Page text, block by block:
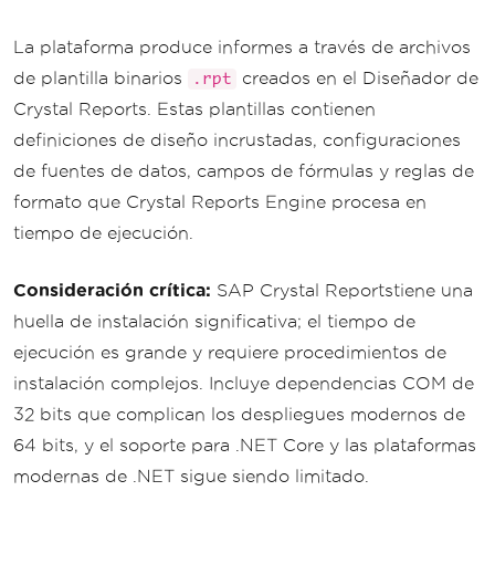
La plataforma produce informes a través de archivos
de plantilla binarios
.rpt
creados en el Diseñador de
Crystal Reports. Estas plantillas contienen
definiciones de diseño incrustadas, configuraciones
de fuentes de datos, campos de fórmulas y reglas de
formato que Crystal Reports Engine procesa en
tiempo de ejecución.
Consideración crítica: SAP Crystal Reportstiene una
huella de instalación significativa; el tiempo de
ejecución es grande y requiere procedimientos de
instalación complejos. Incluye dependencias COM de
32 bits que complican los despliegues modernos de
64 bits, y el soporte para .NET Core y las plataformas
modernas de .NET sigue siendo limitado.